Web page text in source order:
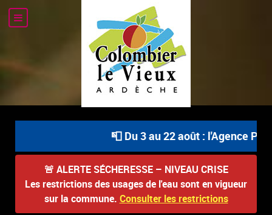
📮 Du 3 au 22 août : l'Agence
🚨 ALERTE SÉCHERESSE – NIVEAU CRISE
Les restrictions des usages de l'eau sont en vigueur
sur la commune. Consulter les restrictions